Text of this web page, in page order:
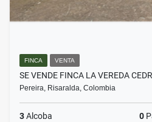
FINCA VENTA
SE VENDE FINCA LA VEREDA
Pereira, Risaralda, Colombia
3Alcoba 0